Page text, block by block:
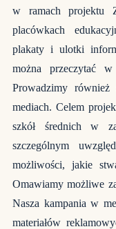
w ramach projektu
placówkach
plakaty i ulotki
można przeczytać
Prowadzimy
mediach. Celem
szkół średnich w
szczególnym
możliwości, jakie
Omawiamy możliwe
Nasza kampania w
materiałów